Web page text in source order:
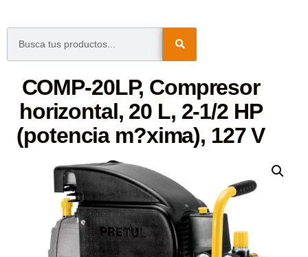
COMP-20LP, Compresor
horizontal, 20 L, 2-1/2 HP
(potencia m?xima), 127 V